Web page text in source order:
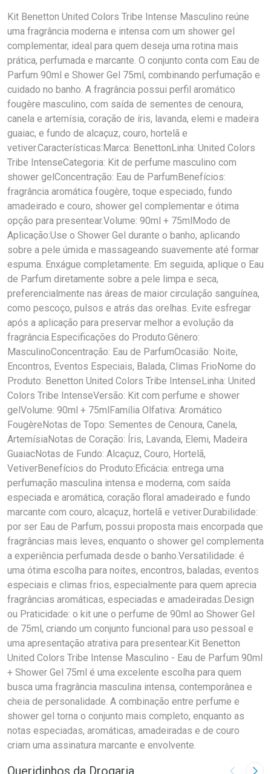
Kit Benetton United Colors Tribe Intense Masculino reúne
uma fragrância moderna e intensa com um shower gel
complementar, ideal para quem deseja uma rotina mais
prática, perfumada e marcante. O conjunto conta com Eau de
Parfum 90ml e Shower Gel 75ml, combinando perfumação e
cuidado no banho. A fragrância possui perfil aromático
fougère masculino, com saída de sementes de cenoura,
canela e artemísia, coração de íris, lavanda, elemi e madeira
guaiac, e fundo de alcaçuz, couro, hortelã e
vetiver.Características:Marca: BenettonLinha: United Colors
Tribe IntenseCategoria: Kit de perfume masculino com
shower gelConcentração: Eau de ParfumBenefícios:
fragrância aromática fougère, toque especiado, fundo
amadeirado e couro, shower gel complementar e ótima
opção para presentear.Volume: 90ml + 75mlModo de
Aplicação:Use o Shower Gel durante o banho, aplicando
sobre a pele úmida e massageando suavemente até formar
espuma. Enxágue completamente. Em seguida, aplique o Eau
de Parfum diretamente sobre a pele limpa e seca,
preferencialmente nas áreas de maior circulação sanguínea,
como pescoço, pulsos e atrás das orelhas. Evite esfregar
após a aplicação para preservar melhor a evolução da
fragrância.Especificações do Produto:Gênero:
MasculinoConcentração: Eau de ParfumOcasião: Noite,
Encontros, Eventos Especiais, Balada, Climas FrioNome do
Produto: Benetton United Colors Tribe IntenseLinha: United
Colors Tribe IntenseVersão: Kit com perfume e shower
gelVolume: 90ml + 75mlFamília Olfativa: Aromático
FougèreNotas de Topo: Sementes de Cenoura, Canela,
ArtemísiaNotas de Coração: Íris, Lavanda, Elemi, Madeira
GuaiacNotas de Fundo: Alcaçuz, Couro, Hortelã,
VetiverBenefícios do Produto:Eficácia: entrega uma
perfumação masculina intensa e moderna, com saída
especiada e aromática, coração floral amadeirado e fundo
marcante com couro, alcaçuz, hortelã e vetiver.Durabilidade:
por ser Eau de Parfum, possui proposta mais encorpada que
fragrâncias mais leves, enquanto o shower gel complementa
a experiência perfumada desde o banho.Versatilidade: é
uma ótima escolha para noites, encontros, baladas, eventos
especiais e climas frios, especialmente para quem aprecia
fragrâncias aromáticas, especiadas e amadeiradas.Design
ou Praticidade: o kit une o perfume de 90ml ao Shower Gel
de 75ml, criando um conjunto funcional para uso pessoal e
uma apresentação atrativa para presentear.Kit Benetton
United Colors Tribe Intense Masculino - Eau de Parfum 90ml
+ Shower Gel 75ml é uma excelente escolha para quem
busca uma fragrância masculina intensa, contemporânea e
cheia de personalidade. A combinação entre perfume e
shower gel torna o conjunto mais completo, enquanto as
notas especiadas, aromáticas, amadeiradas e de couro
criam uma assinatura marcante e envolvente.
Queridinhos da Drogaria